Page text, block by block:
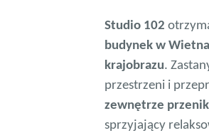
Studio 102
budynek w
krajobrazu.
przestrzeni i
zewnętrze
sprzyjający